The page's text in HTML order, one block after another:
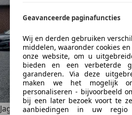
Geavanceerde paginafuncties
Wij en derden gebruiken
middelen, waaronder cookies
onze website, om u
bieden en een verbeterde
garanderen. Via deze
maken we het mogelijk
personaliseren - bijvoorbeeld
bij een later bezoek voort te
aanbiedingen in uw
Jaguar X-Type2.5i V6